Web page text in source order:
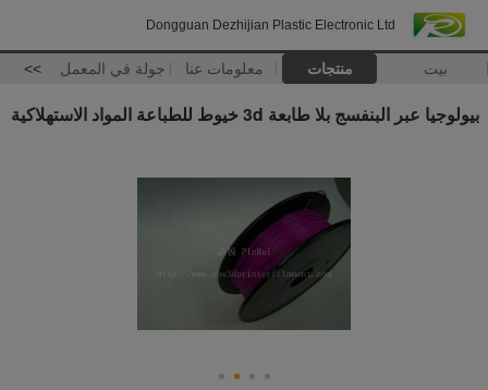
Dongguan Dezhijian Plastic Electronic Ltd
بيت منتجات معلومات عنا جولة في المعمل >>
بيولوجيا عبر البنفسج بلا طابعة 3d خيوط للطباعة المواد الاستهلاكية